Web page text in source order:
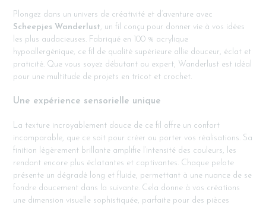
Plongez dans un univers de créativité et d’aventure avec
Scheepjes Wanderlust, un fil conçu pour donner vie à vos idées
les plus audacieuses. Fabriqué en 100 % acrylique
hypoallergénique, ce fil de qualité supérieure allie douceur, éclat et
praticité. Que vous soyez débutant ou expert, Wanderlust est idéal
pour une multitude de projets en tricot et crochet.
Une expérience sensorielle unique
La texture incroyablement douce de ce fil offre un confort
incomparable, que ce soit pour créer ou porter vos réalisations. Sa
finition légèrement brillante amplifie l’intensité des couleurs, les
rendant encore plus éclatantes et captivantes. Chaque pelote
présente un dégradé long et fluide, permettant à une nuance de se
fondre doucement dans la suivante. Cela donne à vos créations
une dimension visuelle sophistiquée, parfaite pour des pièces